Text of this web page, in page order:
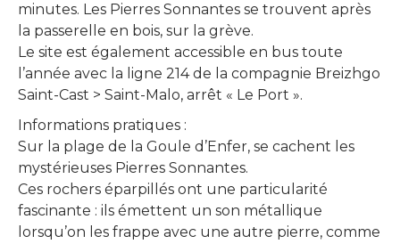
minutes. Les Pierres Sonnantes se trouvent après
la passerelle en bois, sur la grève.
Le site est également accessible en bus toute
l’année avec la ligne 214 de la compagnie Breizhgo
Saint-Cast > Saint-Malo, arrêt « Le Port ».
Informations pratiques :
Sur la plage de la Goule d’Enfer, se cachent les
mystérieuses Pierres Sonnantes.
Ces rochers éparpillés ont une particularité
fascinante : ils émettent un son métallique
lorsqu’on les frappe avec une autre pierre, comme